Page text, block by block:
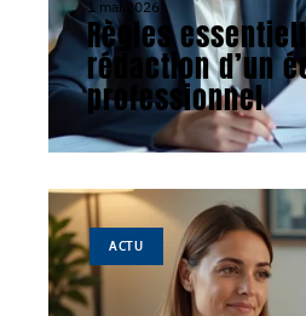
1 mai 2026
Règles
rédaction d’un
professionnel
ACTU